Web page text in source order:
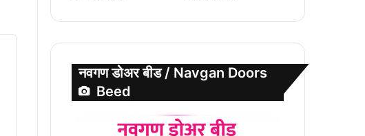
नवगण डोअर बीड / Navgan Doors
Beed